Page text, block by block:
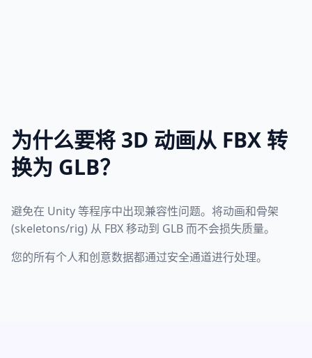
为什么要将 3D 动画从 FBX 转
换为 GLB？
避免在 Unity 等程序中出现兼容性问题。将动画和骨架
(skeletons/rig) 从 FBX 移动到 GLB 而不会损失质量。
您的所有个人和创意数据都通过安全通道进行处理。